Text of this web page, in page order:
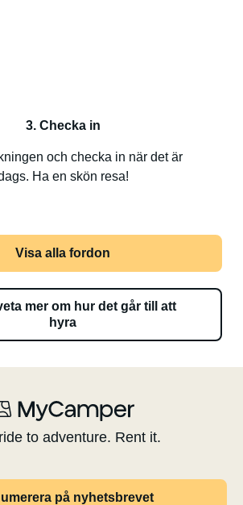
3. Checka in
och checka in när det är
Ha en skön resa!
Visa alla fordon
mer om hur det går till att
hyra
to adventure. Rent it.
på nyhetsbrevet